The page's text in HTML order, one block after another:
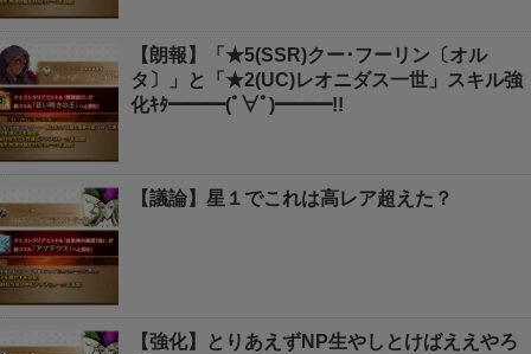
【朗報】「★5(SSR)クー･フーリン〔オル
タ〕」と「★2(UC)レオニダス一世」スキル強
化ｷﾀ━━━(ﾟ∀ﾟ)━━━!!
【議論】星１でこれは高レア超えた？
【強化】とりあえずNP生やしとけばええやろ